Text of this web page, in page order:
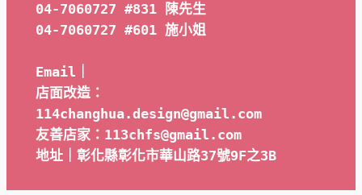
04-7060727 #831 陳先生
04-7060727 #601 施小姐
Email｜
店面改造：
114changhua.design@gmail.com
友善店家：113chfs@gmail.com
地址｜彰化縣彰化市華山路37號9F之3B